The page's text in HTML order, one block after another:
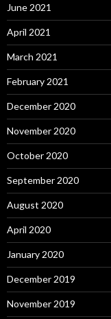
June 2021
April 2021
March 2021
February 2021
December 2020
November 2020
October 2020
September 2020
August 2020
April 2020
January 2020
December 2019
November 2019